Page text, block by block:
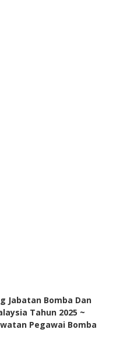
Jabatan Bomba Dan
Tahun 2025 ~
Pegawai Bomba